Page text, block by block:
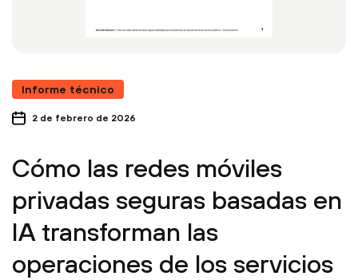
Informe técnico
2 de febrero de 2026
Cómo las redes móviles
privadas seguras basadas en
IA transforman las
operaciones de los servicios